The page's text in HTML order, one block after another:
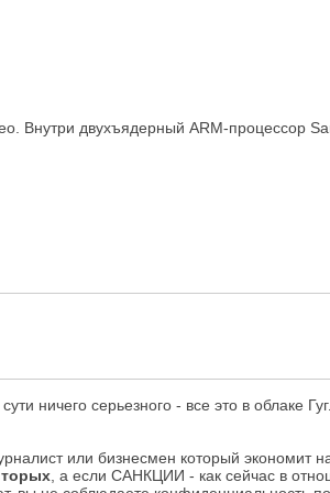
Внутри двухъядерный ARM-процессор
ничего серьезного - все это в облаке
или бизнесмен который экономит
, а если САНКЦИИ - как сейчас в